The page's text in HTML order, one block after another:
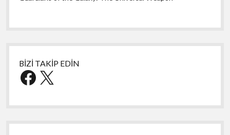
BİZİ TAKİP EDİN
Facebook
X